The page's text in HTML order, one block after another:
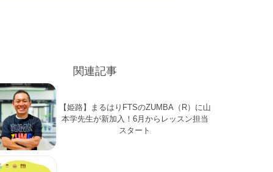
関連記事
【姫路】まるはりFTSのZUMBA（R）に山
本学先生が新加入！6月からレッスン担当
スタート